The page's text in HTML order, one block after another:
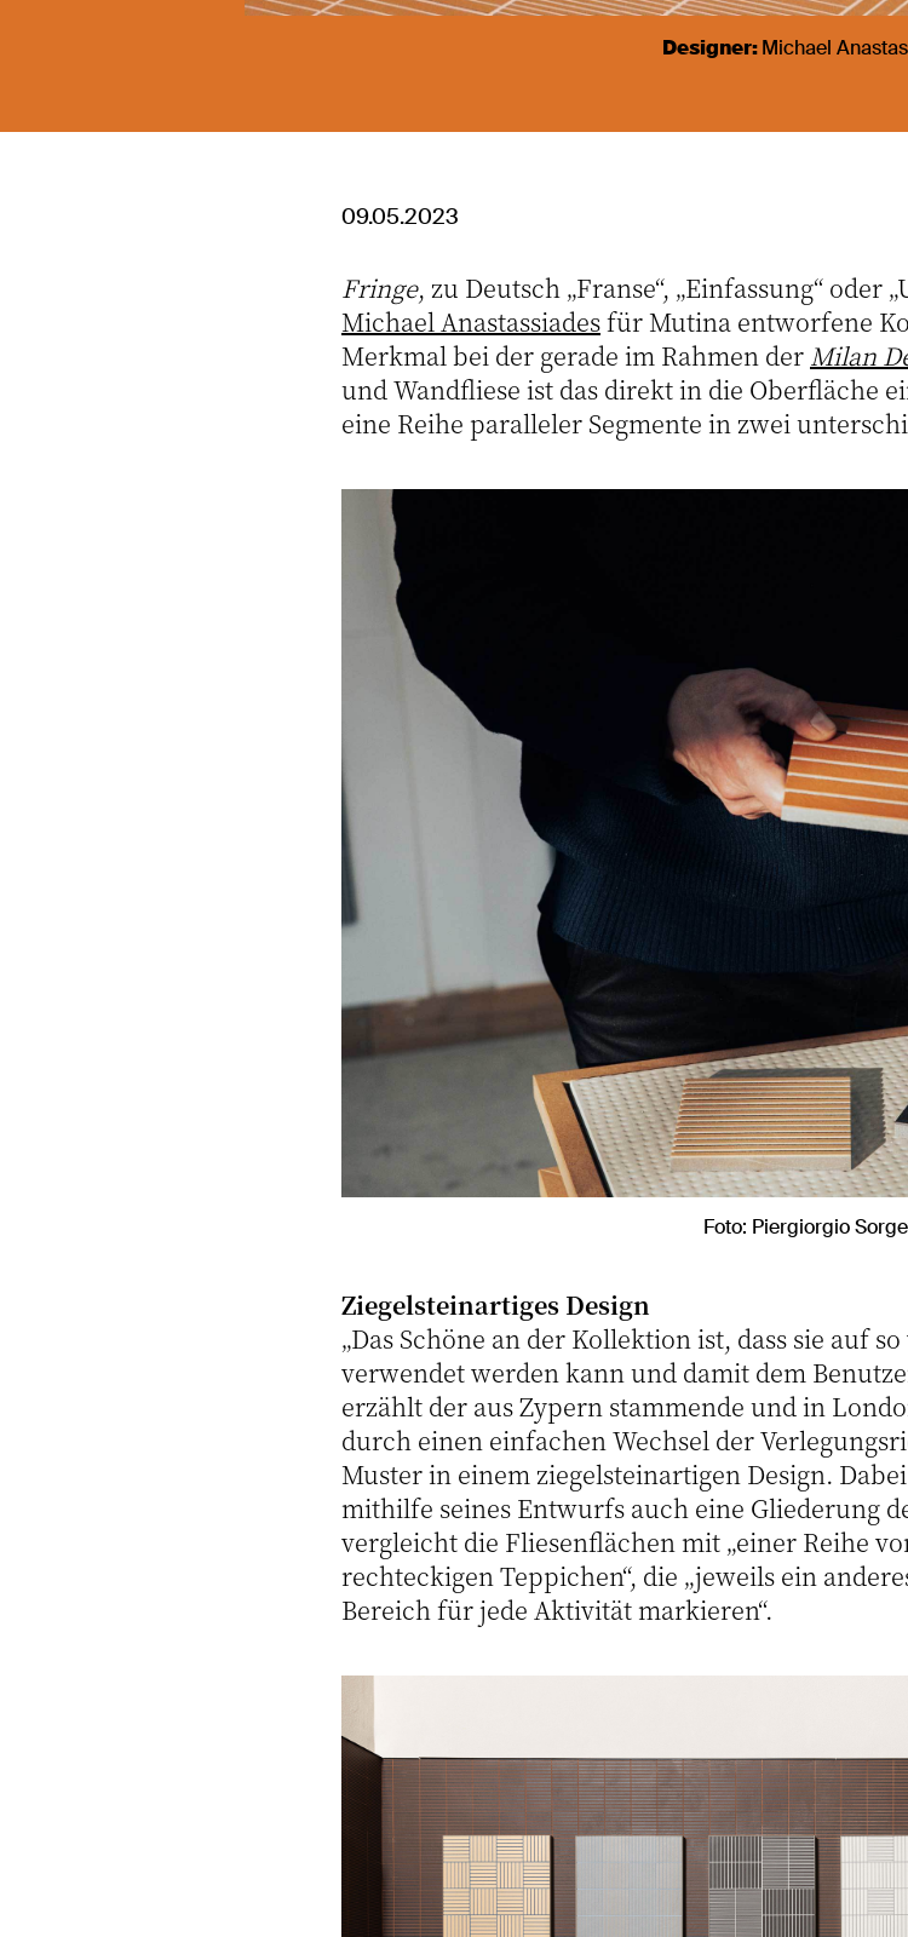
Designer:Michael
09.05.2023
Fringe, zu Deutsch „Franse“, „Einfassung“ oder
Michael Anastassiadesfür Mutina entworfene
Merkmal bei der gerade im Rahmen der Milan
und Wandfliese ist das direkt in die Oberfläche
eine Reihe paralleler Segmente in zwei
Foto: Piergiorgio
Ziegelsteinartiges Design
„Das Schöne an der Kollektion ist, dass sie auf
verwendet werden kann und damit dem
erzählt der aus Zypern stammende und in
durch einen einfachen Wechsel der
Muster in einem ziegelsteinartigen Design.
mithilfe seines Entwurfs auch eine Gliederung
vergleicht die Fliesenflächen mit „einer Reihe
rechteckigen Teppichen“, die „jeweils ein
Bereich für jede Aktivität markieren“.